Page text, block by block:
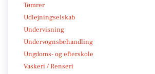
Tømrer
Udlejningselskab
Undervisning
Undervognsbehandling
Ungdoms- og efterskole
Vaskeri / Renseri